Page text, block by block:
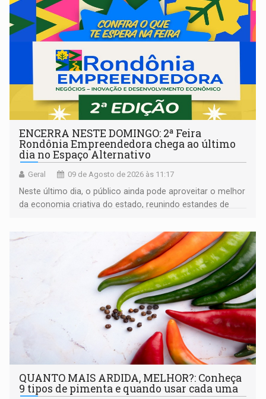
ENCERRA NESTE DOMINGO: 2ª Feira
Rondônia Empreendedora chega ao último
dia no Espaço Alternativo
Geral 09 de Agosto de 2026 às 11:17
Neste último dia, o público ainda pode aproveitar o melhor
da economia criativa do estado, reunindo estandes de
QUANTO MAIS ARDIDA, MELHOR?: Conheça
9 tipos de pimenta e quando usar cada uma